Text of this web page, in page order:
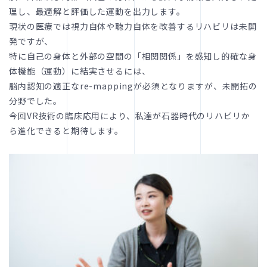
理し、最適解と評価した運動を出力します。
現状の医療では視力自体や聴力自体を改善するリハビリは未開
発ですが、
特に自己の身体と外部の空間の「相関関係」を感知し的確な身
体機能（運動）に結実させるには、
脳内認知の適正なre-mappingが必須となりますが、未開拓の
分野でした。
今回VR技術の臨床応用により、私達が石器時代のリハビリか
ら進化できると期待します。